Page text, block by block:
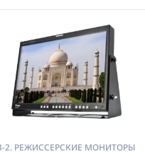
2. РЕЖИССЕРСКИЕ МОНИТОРЫ